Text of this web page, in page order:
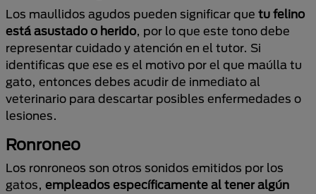
Los maullidos agudos pueden significar que tu felino
está asustado o herido, por lo que este tono debe
representar cuidado y atención en el tutor. Si
identificas que ese es el motivo por el que maúlla tu
gato, entonces debes acudir de inmediato al
veterinario para descartar posibles enfermedades o
lesiones.
Ronroneo
Los ronroneos son otros sonidos emitidos por los
gatos, empleados específicamente al tener algún